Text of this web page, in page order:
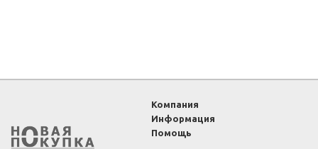
Компания
Информация
Помощь